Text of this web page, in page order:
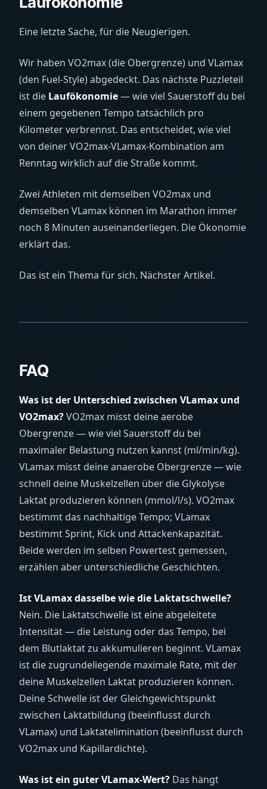
Eine letzte Sache, für die Neugierigen.
Wir haben VO2max (die Obergrenze) und VLamax
(den Fuel-Style) abgedeckt. Das nächste Puzzleteil
ist die Laufökonomie— wie viel Sauerstoff du bei
einem gegebenen Tempo tatsächlich pro
Kilometer verbrennst. Das entscheidet, wie viel
von deiner VO2max-VLamax-Kombination am
Renntag wirklich auf die Straße kommt.
Zwei Athleten mit demselben VO2max und
demselben VLamax können im Marathon immer
noch 8 Minuten auseinanderliegen. Die Ökonomie
erklärt das.
Das ist ein Thema für sich. Nächster Artikel.
FAQ
Was ist der Unterschied zwischen VLamax und
VO2max?VO2max misst deine aerobe
Obergrenze — wie viel Sauerstoff du bei
maximaler Belastung nutzen kannst (ml/min/kg).
VLamax misst deine anaerobe Obergrenze — wie
schnell deine Muskelzellen über die Glykolyse
Laktat produzieren können (mmol/l/s). VO2max
bestimmt das nachhaltige Tempo; VLamax
bestimmt Sprint, Kick und Attackenkapazität.
Beide werden im selben Powertest gemessen,
erzählen aber unterschiedliche Geschichten.
Ist VLamax dasselbe wie die Laktatschwelle?
Nein. Die Laktatschwelle ist eine abgeleitete
Intensität — die Leistung oder das Tempo, bei
dem Blutlaktat zu akkumulieren beginnt. VLamax
ist die zugrundeliegende maximale Rate, mit der
deine Muskelzellen Laktat produzieren können.
Deine Schwelle ist der Gleichgewichtspunkt
zwischen Laktatbildung (beeinflusst durch
VLamax) und Laktatelimination (beeinflusst durch
VO2max und Kapillardichte).
Was ist ein guter VLamax-Wert? Das hängt